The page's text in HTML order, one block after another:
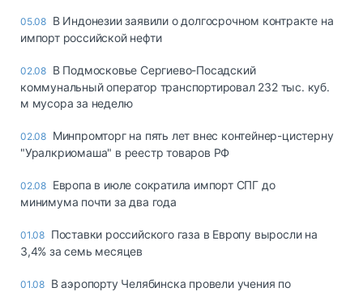
05.08 В Индонезии заявили о долгосрочном контракте на
импорт российской нефти
02.08 В Подмосковье Сергиево-Посадский
коммунальный оператор транспортировал 232 тыс. куб.
м мусора за неделю
02.08 Минпромторг на пять лет внес контейнер-цистерну
"Уралкриомаша" в реестр товаров РФ
02.08 Европа в июле сократила импорт СПГ до
минимума почти за два года
01.08 Поставки российского газа в Европу выросли на
3,4% за семь месяцев
01.08 В аэропорту Челябинска провели учения по